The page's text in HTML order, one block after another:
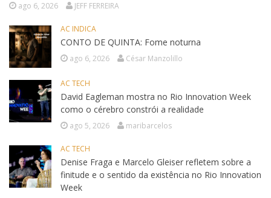
ago 6, 2026 JEFF FERREIRA
AC INDICA
CONTO DE QUINTA: Fome noturna
ago 6, 2026 César Manzolillo
AC TECH
David Eagleman mostra no Rio Innovation Week
como o cérebro constrói a realidade
ago 5, 2026 maribarcelos
AC TECH
Denise Fraga e Marcelo Gleiser refletem sobre a
finitude e o sentido da existência no Rio Innovation
Week